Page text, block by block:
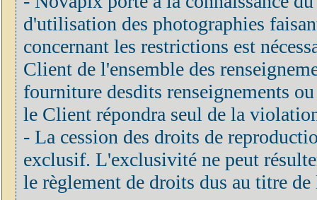
d'utilisation des photographies
concernant les restrictions est
Client de l'ensemble des
fourniture desdits renseignements
le Client répondra seul de la
- La cession des droits de
exclusif. L'exclusivité ne peut
le règlement de droits dus au titre